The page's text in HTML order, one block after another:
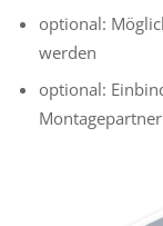
optional:
werden
optional: